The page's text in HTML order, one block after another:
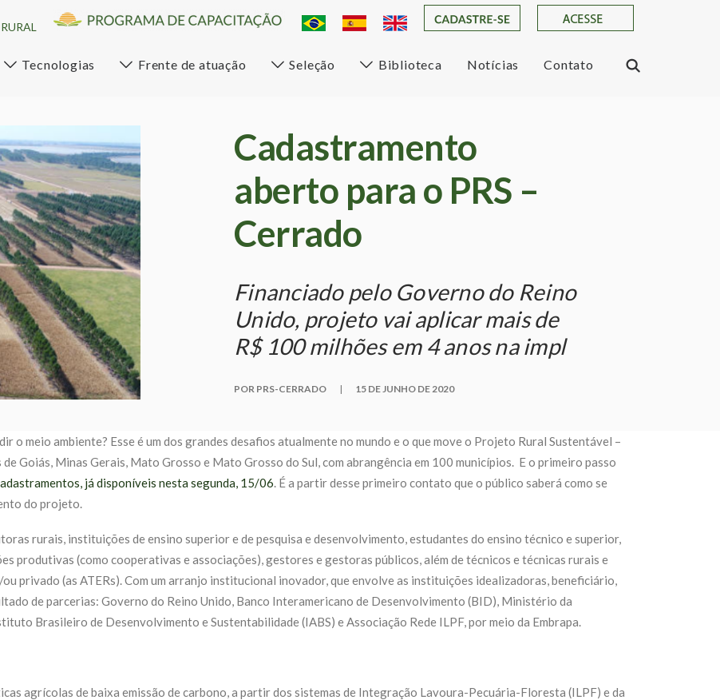
Tecnologias Frente de atuação Seleção Biblioteca Notícias Contato
Cadastramento
aberto para o PRS –
Cerrado
Financiado pelo Governo do Reino
Unido, projeto vai aplicar mais de
R$ 100 milhões em 4 anos na impl
POR PRS-CERRADO | 15 DE JUNHO DE 2020
o meio ambiente? Esse é um dos grandes desafios atualmente no mundo e o que move o Projeto Rural Sustentável –
Goiás, Minas Gerais, Mato Grosso e Mato Grosso do Sul, com abrangência em 100 municípios. E o primeiro passo
já disponíveis nesta segunda, 15/06. É a partir desse primeiro contato que o público saberá como se
do projeto.
rurais, instituições de ensino superior e de pesquisa e desenvolvimento, estudantes do ensino técnico e superior,
produtivas (como cooperativas e associações), gestores e gestoras públicos, além de técnicos e técnicas rurais e
privado (as ATERs). Com um arranjo institucional inovador, que envolve as instituições idealizadoras, beneficiário,
de parcerias: Governo do Reino Unido, Banco Interamericano de Desenvolvimento (BID), Ministério da
Brasileiro de Desenvolvimento e Sustentabilidade (IABS) e Associação Rede ILPF, por meio da Embrapa.
agrícolas de baixa emissão de carbono, a partir dos sistemas de Integração Lavoura-Pecuária-Floresta (ILPF) e da